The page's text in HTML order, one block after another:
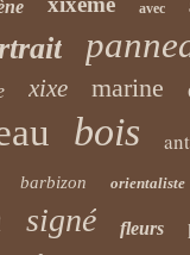
avec
xixe marine
bois
barbizon orientaliste
signé fleurs